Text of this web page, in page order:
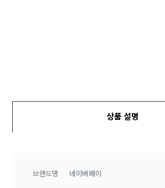
상품 설명
브랜드명 네이버페이